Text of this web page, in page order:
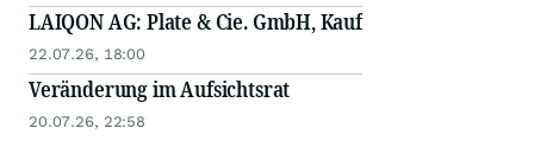
LAIQON AG: Plate & Cie. GmbH, Kauf
22.07.26, 18:00
Veränderung im Aufsichtsrat
20.07.26, 22:58